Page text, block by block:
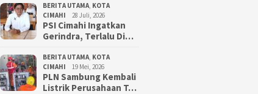
BERITA UTAMA, KOTA
CIMAHI
28 Juli, 2026
PSI Cimahi Ingatkan
Gerindra, Terlalu Di…
BERITA UTAMA, KOTA
CIMAHI
19 Mei, 2026
PLN Sambung Kembali
Listrik Perusahaan T…